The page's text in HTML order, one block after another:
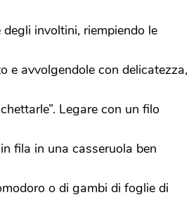
involtini, riempiendo le
e avvolgendole con delicatezza,
Legare con un filo
fila in una casseruola ben
o di gambi di foglie di